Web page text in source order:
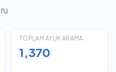
TOPLAM AYLIK ARAMA
1,370